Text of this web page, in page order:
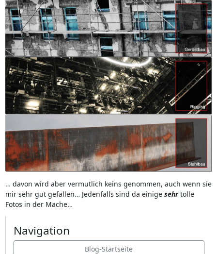
… davon wird aber vermutlich keins genommen, auch wenn sie
mir sehr gut gefallen… Jedenfalls sind da einige sehrtolle
Fotos in der Mache…
Navigation
Blog-Startseite